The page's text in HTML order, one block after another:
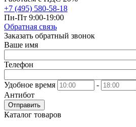
+7 (495) 580-58-18
Пн-Пт 9:00-19:00
Обратная связь
Заказать обратный звонок
Ваше имя
Телефон
Удобное время
-
Антибот
Отправить
Каталог товаров